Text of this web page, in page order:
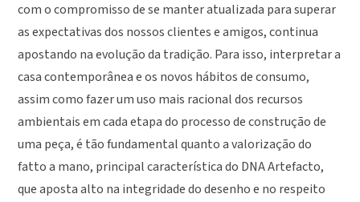
com o compromisso de se manter atualizada para superar
as expectativas dos nossos clientes e amigos, continua
apostando na evolução da tradição. Para isso, interpretar a
casa contemporânea e os novos hábitos de consumo,
assim como fazer um uso mais racional dos recursos
ambientais em cada etapa do processo de construção de
uma peça, é tão fundamental quanto a valorização do
fatto a mano, principal característica do DNA Artefacto,
que aposta alto na integridade do desenho e no respeito